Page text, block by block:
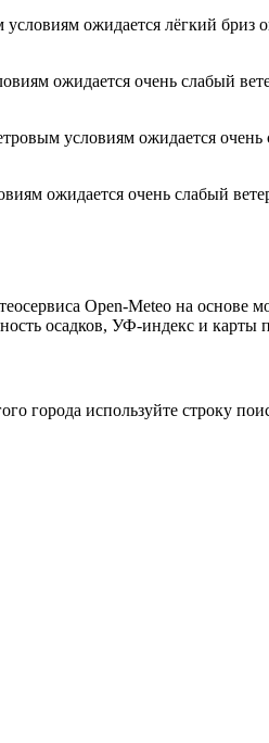
ожидается лёгкий бриз
ожидается очень слабый
условиям ожидается очень
ожидается очень слабый
Open-Meteo на основе
осадков, УФ-индекс и карты
города используйте строку